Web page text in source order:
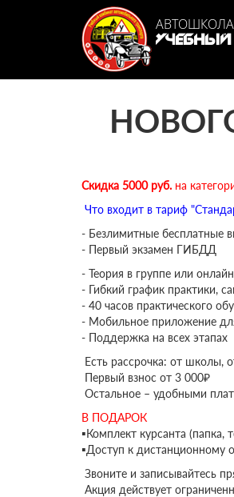
Перейти к основному содержанию
АВТОШКОЛА
Скидка 5000 руб. на
Что входит в тариф
- Безлимитные бесплатные
- Первый экзамен ГИБДД
- Теория в группе или онлайн
- Гибкий график практики,
- 40 часов практического
- Мобильное приложение
- Поддержка на всех этапах
Есть рассрочка: от школы,
Первый взнос от 3 000₽
Остальное – удобными
В ПОДАРОК
▪️Комплект курсанта (папка,
▪️Доступ к дистанционному
Звоните и записывайтесь
Акция действует